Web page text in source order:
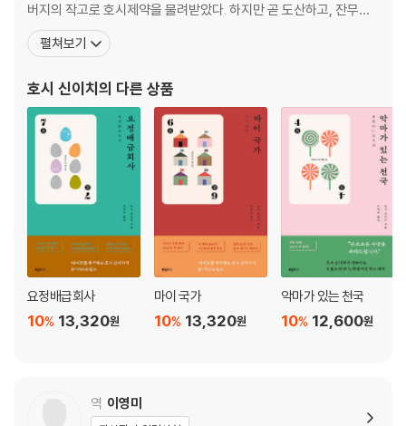
버지의 작고로 호시제약을 물려받았다. 하지만 곧 도산하고, 잔무처
리의 과정에서 많은 힘든 일들을 겪었다고 한다. 후에 호시 신이치 자
신은 “이 수년간의 일은 생각도 하고 싶지 않다. 내 성격에 폐쇄적인
「우주진」에 발표한 '세
펼쳐보기
호시 신이치 의 다른 상품
요정배급회사
13,320원
10%
마이 국가
13,320원
10%
악마가 있는 천국
12,600원
10%
역 이영미